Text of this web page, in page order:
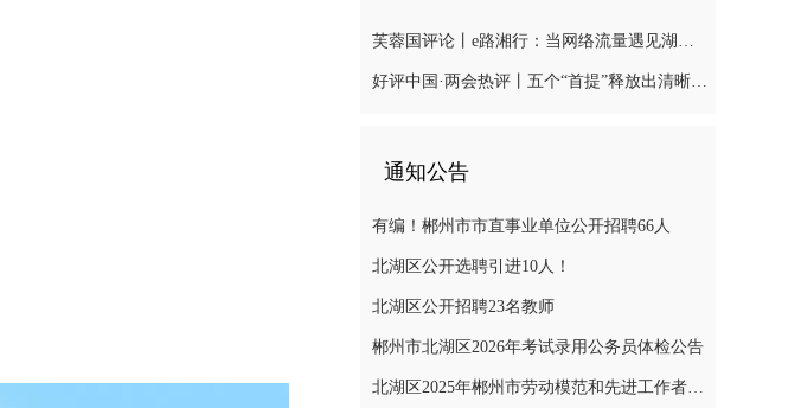
芙蓉国评论丨e路湘行：当网络流量遇见湖湘“留量
好评中国·两会热评丨五个“首提”释放出清晰“绿色信号”
通知公告
有编！郴州市市直事业单位公开招聘66人
北湖区公开选聘引进10人！
北湖区公开招聘23名教师
郴州市北湖区2026年考试录用公务员体检公告
北湖区2025年郴州市劳动模范和先进工作者推荐对象公示